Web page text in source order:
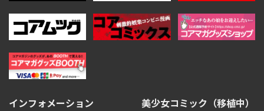
インフォメーション
美少女コミック（移植中）